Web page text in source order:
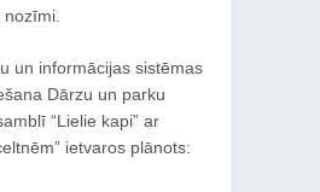
un informācijas sistēmas
Dārzu un parku
“Lielie kapi” ar
ietvaros plānots: